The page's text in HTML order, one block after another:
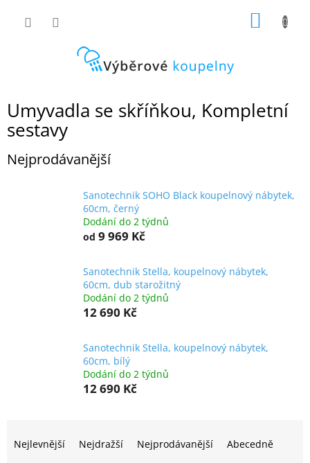
Umyvadla se skříňkou, Kompletní
sestavy
Nejprodávanější
Sanotechnik SOHO Black koupelnový nábytek,
60cm, černý
Dodání do 2 týdnů
od 9 969 Kč
Sanotechnik Stella, koupelnový nábytek,
60cm, dub starožitný
Dodání do 2 týdnů
12 690 Kč
Sanotechnik Stella, koupelnový nábytek,
60cm, bílý
Dodání do 2 týdnů
12 690 Kč
Nejlevnější Nejdražší Nejprodávanější Abecedně